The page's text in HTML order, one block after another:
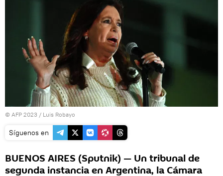
© AFP 2023 / Luis Robayo
Síguenos en
BUENOS AIRES (Sputnik) — Un tribunal de
segunda instancia en Argentina, la Cámara